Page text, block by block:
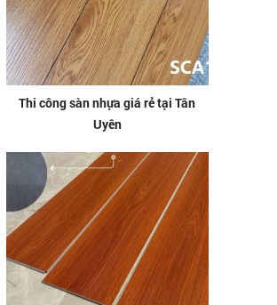
Thi công sàn nhựa giá rẻ tại Tân
Uyên